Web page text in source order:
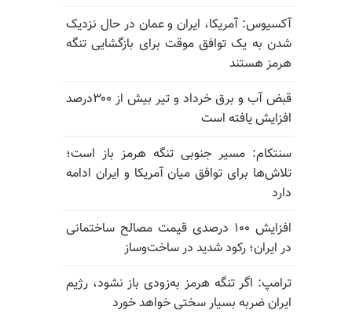
آکسیوس: آمریکا، ایران و عمان در حال نزدیک
شدن به یک توافق موقت برای بازگشایی تنگه
هرمز هستند
قبض آب و برق خرداد و تیر بیش از ۳۰۰درصد
افزایش یافته است
سنتکام: مسیر جنوبی تنگه هرمز باز است؛
تلاش‌ها برای توافق میان آمریکا و ایران ادامه
دارد
افزایش ۱۰۰ درصدی قیمت مصالح ساختمانی
در ایران؛ رکود شدید در ساخت‌وساز
ترامپ: اگر تنگه هرمز به‌زودی باز نشود، رژیم
ایران ضربه بسیار سختی خواهد خورد